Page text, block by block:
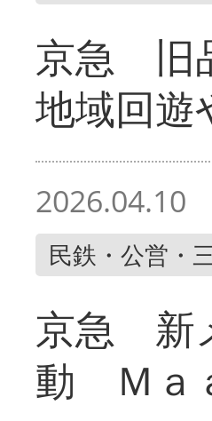
京急 旧
地域回遊
2026.04.10
民鉄・公営・
京急 新
動 Ｍａ